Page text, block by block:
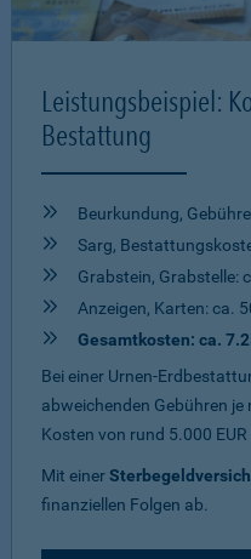
Leistungsbeispiel:
Bestattung
Beurkundung,
Sarg,
Grabstein, Grabstelle:
Anzeigen, Karten: ca.
Gesamtkosten: ca.
Bei einer Urnen-
abweichenden Gebühren
Kosten von rund 5.000 EUR
Mit einer
finanziellen Folgen ab.